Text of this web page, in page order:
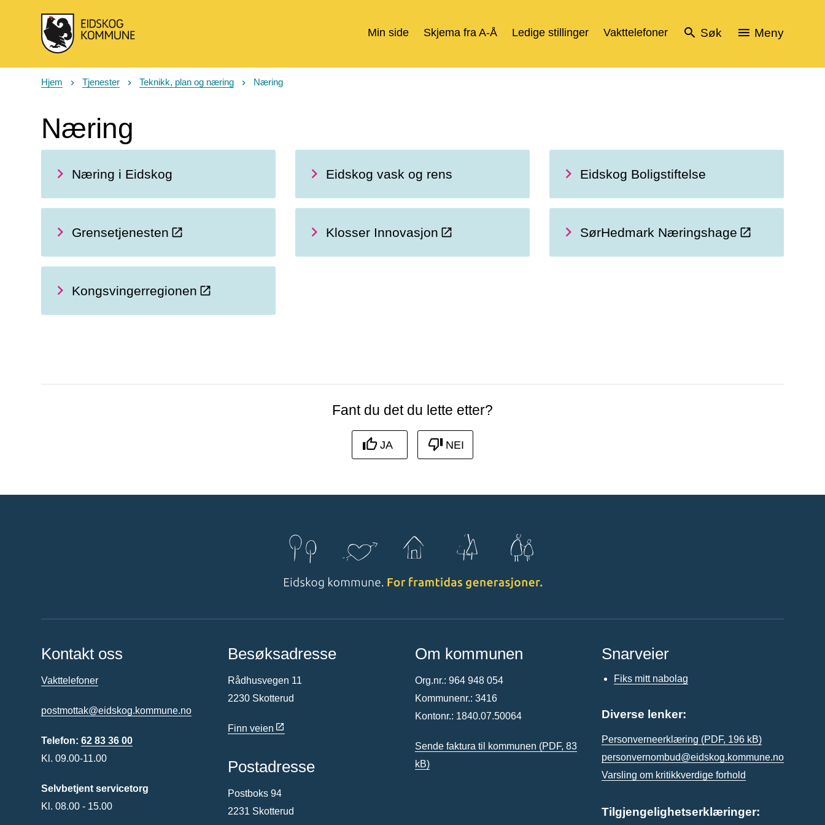
Eidskog kommune
Min side Skjema fra A-Å Ledige stillinger Vakttelefoner Søk Meny
Du er her:
Hjem Tjenester Teknikk, plan og næring Næring
Næring
Næring i Eidskog Eidskog vask og rens Eidskog Boligstiftelse
Grensetjenesten Klosser Innovasjon SørHedmark Næringshage
Kongsvingerregionen
Fant du det du lette etter?
JA NEI
Kontakt oss
Vakttelefoner
postmottak@eidskog.kommune.no
Telefon:62 83 36 00
Kl. 09.00-11.00
Selvbetjent servicetorg
Kl. 08.00 - 15.00
Besøksadresse
Rådhusvegen 11
2230 Skotterud
Finn veien
Postadresse
Postboks 94
2231 Skotterud
Om kommunen
Org.nr.: 964 948 054
Kommunenr.: 3416
Kontonr.: 1840.07.50064
Sende faktura til kommunen (PDF, 83
kB)
Snarveier
Fiks mitt nabolag
Diverse lenker:
Personverneerklæring (PDF, 196 kB)
personvernombud@eidskog.kommune.no
Varsling om kritikkverdige forhold
Tilgjengelighetserklæringer: